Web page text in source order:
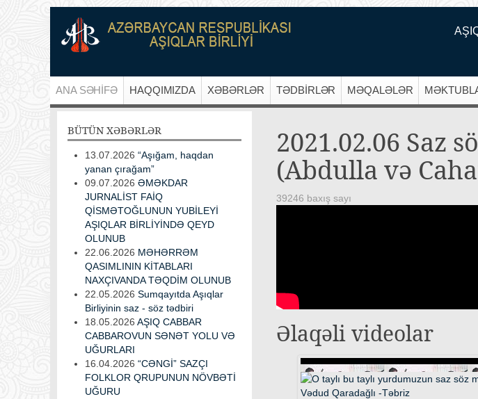
ANA SƏHİFƏ HAQQIMIZDA XƏBƏRLƏR TƏDBİRLƏR MƏQALƏLƏR
2021.02.06 Saz
(Abdulla və
39246 baxış sayı
Əlaqəli videolar
BÜTÜN XƏBƏRLƏR
13.07.2026 “Aşığam, haqdan
yanan çırağam”
09.07.2026 ƏMƏKDAR
JURNALİST FAİQ
QİSMƏTOĞLUNUN YUBİLEYİ
AŞIQLAR BİRLİYİNDƏ QEYD
OLUNUB
22.06.2026 MƏHƏRRƏM
QASIMLININ KİTABLARI
NAXÇIVANDA TƏQDİM OLUNUB
22.05.2026 Sumqayıtda Aşıqlar
Birliyinin saz - söz tədbiri
18.05.2026 AŞIQ CABBAR
CABBAROVUN SƏNƏT YOLU VƏ
UĞURLARI
16.04.2026 “CƏNGİ” SAZÇI
FOLKLOR QRUPUNUN NÖVBƏTİ
UĞURU